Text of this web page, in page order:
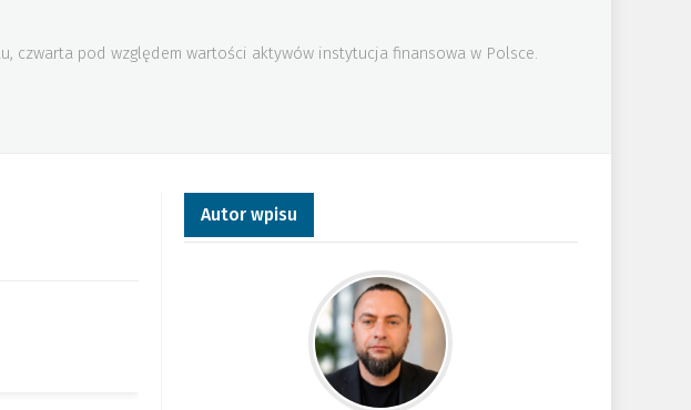
czwarta pod względem wartości aktywów instytucja finansowa w Polsce.
Autor wpisu